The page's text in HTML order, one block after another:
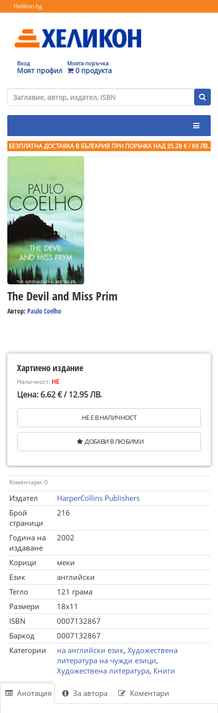
Helikon.bg
Вход
Моят профил
Моята поръчка
0 продукта
БЕЗПЛАТНА ДОСТАВКА В БЪЛГАРИЯ ПРИ ПОРЪЧКА НАД 35.28 € / 69 ЛВ.
The Devil and Miss Prim
Автор: Paulo Coelho
Хартиено издание
Наличност: НЕ
Цена: 6.62 € / 12.95 ЛВ.
НЕ Е В НАЛИЧНОСТ
ДОБАВИ В ЛЮБИМИ
Коментари: 0
Издател
HarperCollins Publishers
Брой
страници
216
Година на
издаване
2002
Корици
меки
Език
английски
Тегло
121 грама
Размери
18x11
ISBN
0007132867
Баркод
0007132867
Категории
на английски език, Художествена
литература на чужди езици,
Художествена литература, Книги
Анотация За автора Коментари